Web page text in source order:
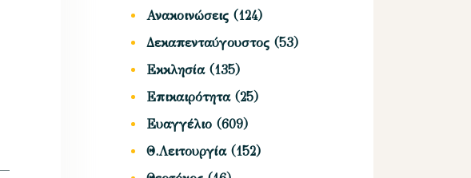
Ανακοινώσεις (124)
Δεκαπενταύγουστος (53)
Εκκλησία(135)
Επικαιρότητα(25)
Ευαγγέλιο (609)
Θ.Λειτουργία(152)